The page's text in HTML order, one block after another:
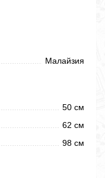
Малайзия
50 см
62 см
98 см